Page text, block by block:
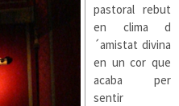
pastoral rebut
en clima d
´amistat divina
en un cor que
acaba per
sentir